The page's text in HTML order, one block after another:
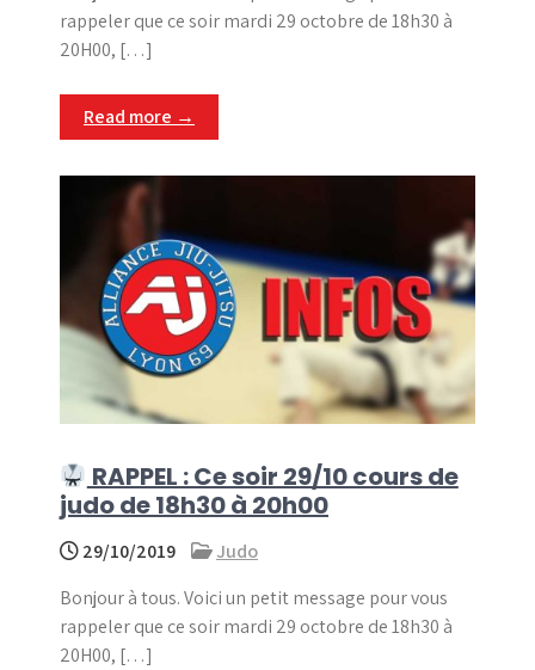
rappeler que ce soir mardi 29 octobre de 18h30 à
20H00, […]
Read more →
RAPPEL : Ce soir 29/10 cours de
judo de 18h30 à 20h00
29/10/2019
Judo
Bonjour à tous. Voici un petit message pour vous
rappeler que ce soir mardi 29 octobre de 18h30 à
20H00, […]